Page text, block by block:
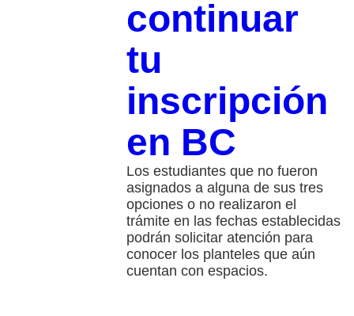
continuar
tu
inscripción
en BC
Los estudiantes que no fueron
asignados a alguna de sus tres
opciones o no realizaron el
trámite en las fechas establecidas
podrán solicitar atención para
conocer los planteles que aún
cuentan con espacios.